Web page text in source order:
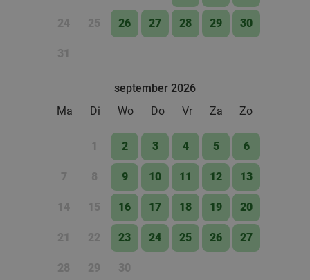
24 25 26 27 28 29 30
31
september 2026
Ma
Di Wo Do Vr Za Zo
1 2 3 4 5 6
7 8 9 10 11 12 13
14 15 16 17 18 19 20
21 22 23 24 25 26 27
28 29 30